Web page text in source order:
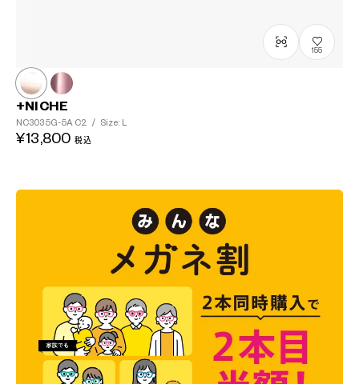
155
+NICHE
NC3035G-5A C2 / Size: L
¥13,800 税込